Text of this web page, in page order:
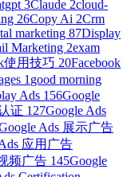
3Claude 2cloud-
26Copy Ai 2Crm
marketing 87Display
Marketing 2exam
使用技巧 20Facebook
1 good morning
Ads 156Google
证 127Google Ads
Ads 展示广告
应用广告
频广告 145Google